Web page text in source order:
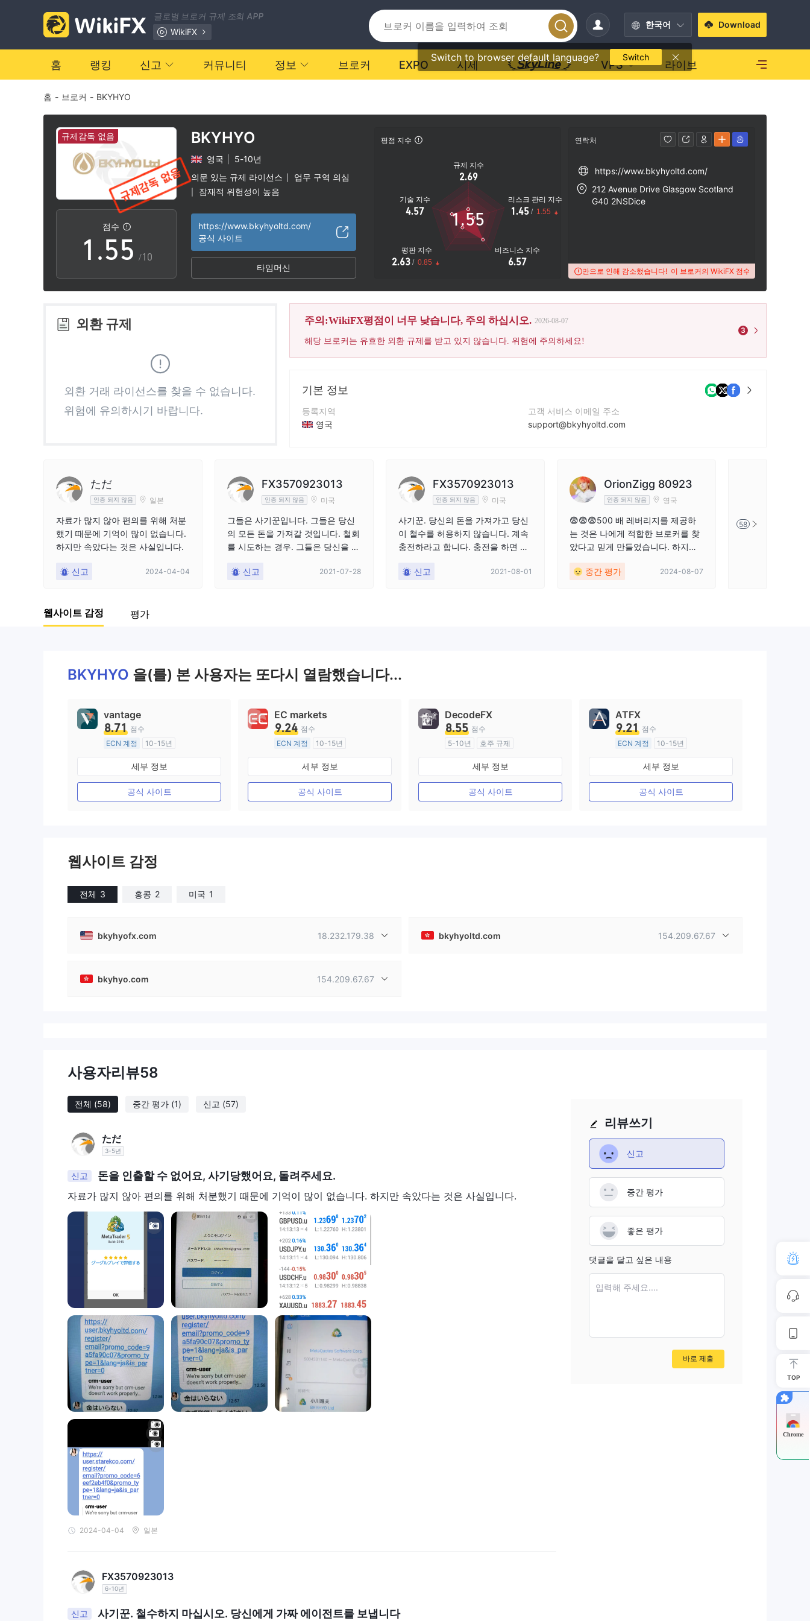
글로벌 브로커 규제 조회 APP
WikiFX
한국어
Switch to browser default language? Switch
Download
홈 랭킹 신고 커뮤니티 정보 브로커 EXPO 시세 VPS 라이브
홈 - 브로커 - BKYHYO
규제감독 없음
점수
0
1
2
3
5
6
8
9
.
0
1
2
3
4
5
6
7
9
0
1
3
4
5
6
7
9
/10
BKYHYO
영국
5-10년
의문 있는 규제 라이선스
업무 구역 의심
잠재적 위험성이 높음
https://www.bkyhyoltd.com/
공식 사이트
타임머신
평점 지수
규제 지수
2.69
기술 지수
4.57
평판 지수
2.63 / 0.85
비즈니스 지수
6.57
리스크 관리 지수
1.45 / 1.55
1.55
연락처
https://www.bkyhyoltd.com/
212 Avenue Drive Glasgow Scotland
G40 2NSDice
이 브로커의 WikiFX 점수는 너무 많은 불만으로 인해 감소했습니다! 이 브로커의 WikiFX 점수는 너무 많은 불만으
외환 규제
외환 거래 라이선스를 찾을 수 없습니다.
위험에 유의하시기 바랍니다.
주의:WikiFX평점이 너무 낮습니다, 주의 하십시오. 2026-08-07
해당 브로커는 유효한 외환 규제를 받고 있지 않습니다. 위험에 주의하세요!
3
기본 정보
등록지역
영국
회사 전체 이름
BKYHYO LTD
고객 서비스 이메일 주소
support@bkyhyoltd.com
212 Avenue Drive Glasgow Scotland G40 2NSDice
ただ
인증 되지 않음 일본
자료가 많지 않아 편의를 위해 처분
했기 때문에 기억이 많이 없습니다.
하지만 속았다는 것은 사실입니다.
신고 2024-04-04
FX3570923013
인증 되지 않음 미국
그들은 사기꾼입니다. 그들은 당신
의 모든 돈을 가져갈 것입니다. 철회
를 시도하는 경우. 그들은 당신을 악
당할 수 없는 엄청난 벌금을 물게 할
신고 2021-07-28
FX3570923013
인증 되지 않음 미국
사기꾼. 당신의 돈을 가져가고 당신
이 철수를 허용하지 않습니다. 계속
충전하라고 합니다. 충전을 하면 계
니다. 떨어져있어. 사기꾼
신고 2021-08-01
OrionZigg 80923
인증 되지 않음 영국
😨😨😨500 배 레버리지를 제공하
는 것은 나에게 적합한 브로커를 찾
았다고 믿게 만들었습니다. 하지만
아플 뿐입니다. 매우 후회스럽습니
중간 평가 2024-08-07
Apichai Thomsri
58
웹사이트 감정 평가
BKYHYO 을(를) 본 사용자는 또다시 열람했습니다...
vantage
8.71 점수
ECN 계정
10-15년
호주 규제
외환 거래 라이선스 (MM)
마스터 레이블 MT4
세부 정보
공식 사이트
EC markets
9.24 점수
ECN 계정
10-15년
호주 규제
외환 거래 라이선스 (MM)
마스터 레이블 MT4
세부 정보
공식 사이트
DecodeFX
8.55 점수
5-10년
호주 규제
외환 거래 라이선스 (MM)
마스터 레이블 MT4
세부 정보
공식 사이트
ATFX
9.21 점수
ECN 계정
10-15년
호주 규제
외환 거래 라이선스 (MM)
마스터 레이블 MT4
세부 정보
공식 사이트
웹사이트 감정
전체 3 홍콩 2 미국 1
bkyhyofx.com 18.232.179.38 bkyhyoltd.com 154.209.67.67
bkyhyo.com 154.209.67.67
사용자리뷰58
전체 (58) 중간 평가 (1) 신고 (57)
ただ
3-5년
신고 돈을 인출할 수 없어요, 사기당했어요, 돌려주세요.
자료가 많지 않아 편의를 위해 처분했기 때문에 기억이 많이 없습니다. 하지만 속았다는 것은 사실입니다.
2024-04-04 일본
FX3570923013
6-10년
신고 사기꾼. 철수하지 마십시오. 당신에게 가짜 에이전트를 보냅니다
리뷰쓰기
신고
중간 평가
좋은 평가
댓글을 달고 싶은 내용
입력해 주세요....
바로 제출
TOP
Chrome